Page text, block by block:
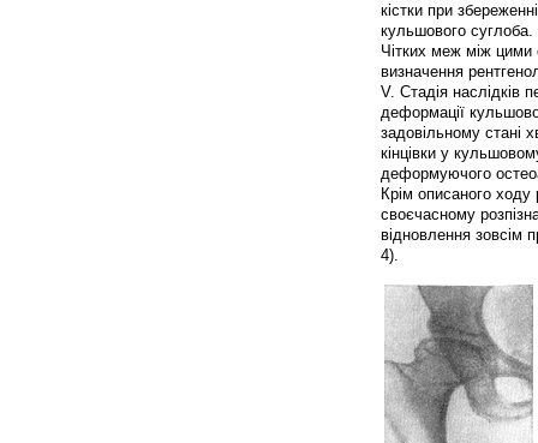
кістки при
кульшового суглоба.
Чітких меж між цими
визначення
V. Стадія наслідків
деформації
задовільному стані
кінцівки у
деформуючого
Крім описаного ходу
своєчасному
відновлення зовсім
4).